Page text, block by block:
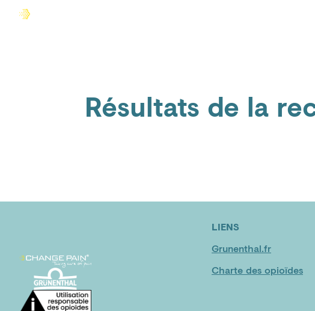
Résultats de la
LIENS
Grunenthal.fr
Charte des opioïdes